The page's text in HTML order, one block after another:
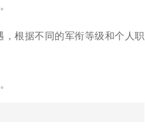
根据不同的军衔等级和个人职